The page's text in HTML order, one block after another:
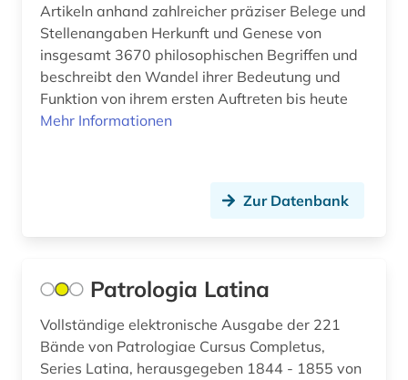
frankreich (2)
frühe neuzeit (1)
galloromanistik (1)
geisteswissenschaften (1)
gender (1)
geografie (3)
geographie (1)
Artikeln anhand zahlreicher präziser Belege und
Stellenangaben Herkunft und Genese von
insgesamt 3670 philosophischen Begriffen und
beschreibt den Wandel ihrer Bedeutung und
Funktion von ihrem ersten Auftreten bis heute
Mehr Informationen
Zur Datenbank
Patrologia Latina
Vollständige elektronische Ausgabe der 221
Bände von Patrologiae Cursus Completus,
Series Latina, herausgegeben 1844 - 1855 von